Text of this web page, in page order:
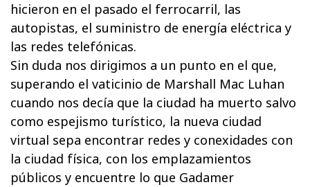
hicieron en el pasado el ferrocarril, las
autopistas, el suministro de energía eléctrica y
las redes telefónicas.
Sin duda nos dirigimos a un punto en el que,
superando el vaticinio de Marshall Mac Luhan
cuando nos decía que la ciudad ha muerto salvo
como espejismo turístico, la nueva ciudad
virtual sepa encontrar redes y conexidades con
la ciudad física, con los emplazamientos
públicos y encuentre lo que Gadamer